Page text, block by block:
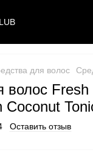
для волос
волос Fresh
Coconut
Оставить отзыв